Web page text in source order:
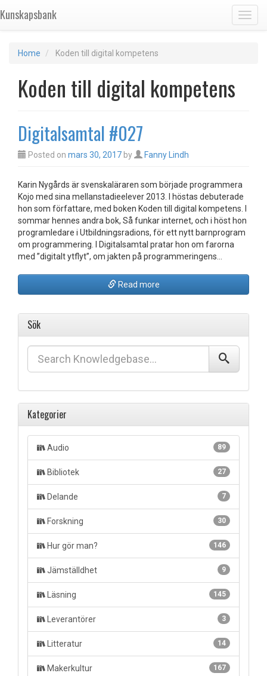
Kunskapsbank
Home Koden till digital kompetens
Koden till digital kompetens
Digitalsamtal #027
Posted on mars 30, 2017 by Fanny Lindh
Karin Nygårds är svenskaläraren som började programmera
Kojo med sina mellanstadieelever 2013. I höstas debuterade
hon som författare, med boken Koden till digital kompetens. I
sommar hennes andra bok, Så funkar internet, och i höst hon
programledare i Utbildningsradions, för ett nytt barnprogram
om programmering. I Digitalsamtal pratar hon om farorna
med ”digitalt ytflyt”, om jakten på programmeringens…
Read more
Sök
Kategorier
89
Audio
27
Bibliotek
7
Delande
30
Forskning
146
Hur gör man?
9
Jämställdhet
145
Läsning
3
Leverantörer
14
Litteratur
167
Makerkultur